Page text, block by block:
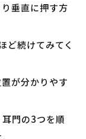
垂直に押す方
ど続けてみてく
が分かりやす
門の3つを順